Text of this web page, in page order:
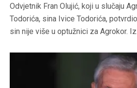
Odvjetnik Fran Olujić, koji u slučaju
Todorića, sina Ivice Todorića,
sin nije više u optužnici za Agrokor.